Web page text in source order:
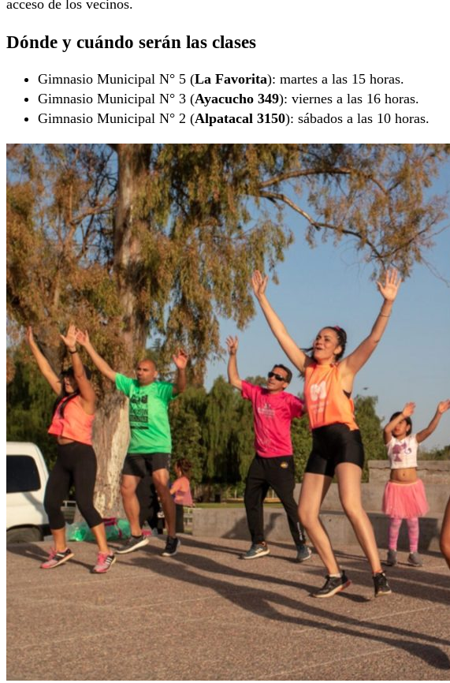
acceso de los vecinos.
Dónde y cuándo serán las clases
Gimnasio Municipal N° 5 (La Favorita): martes a las 15 horas.
Gimnasio Municipal N° 3 (Ayacucho 349): viernes a las 16 horas.
Gimnasio Municipal N° 2 (Alpatacal 3150): sábados a las 10 horas.